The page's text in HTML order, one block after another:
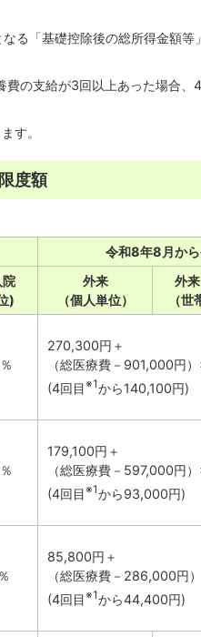
る「基礎控除後の総所得金額等
の支給が3回以上あった場合、
す。
度額
令和8年8月か
院
)
外来
（個人単位）
外
（世
270,300円＋
（総医療費－901,000円
(4回目※1から140,100円)
179,100円＋
（総医療費－597,000円
(4回目※1から93,000円)
85,800円＋
（総医療費－286,000円
(4回目※1から44,400円)